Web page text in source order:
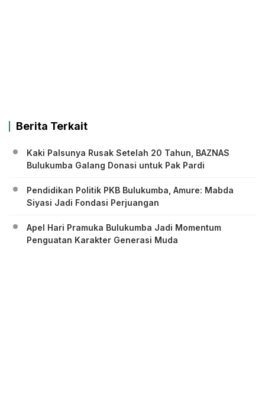
Berita Terkait
Kaki Palsunya Rusak Setelah 20 Tahun, BAZNAS
Bulukumba Galang Donasi untuk Pak Pardi
Pendidikan Politik PKB Bulukumba, Amure: Mabda
Siyasi Jadi Fondasi Perjuangan
Apel Hari Pramuka Bulukumba Jadi Momentum
Penguatan Karakter Generasi Muda